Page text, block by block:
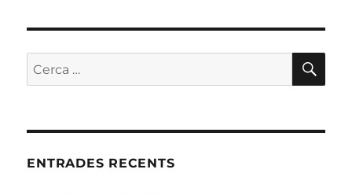
Cerca:
ENTRADES RECENTS